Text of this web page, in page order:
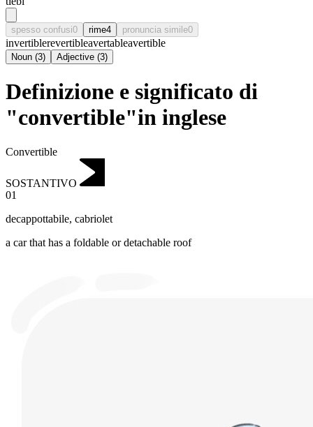
spesso confusi0 rime4 pronuncia simile0
invertiblerevertibleavertableavertible
Noun (3) Adjective (3)
Definizione e significato di
"convertible"in inglese
Convertible
SOSTANTIVO
01
decappottabile, cabriolet
a car that has a foldable or detachable roof